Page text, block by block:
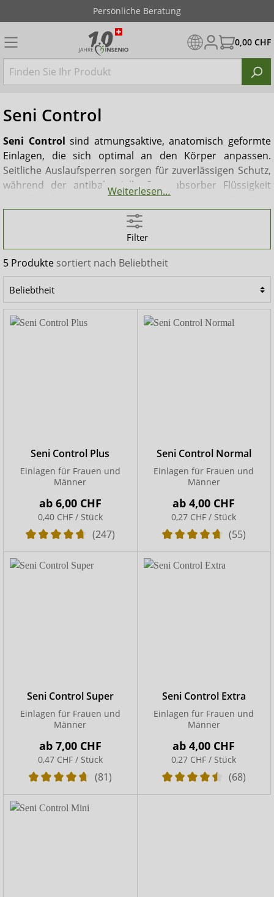
Persönliche Beratung
0,00 CHF
Seni Control
Seni Control sind atmungsaktive, anatomisch geformte
Einlagen, die sich optimal an den Körper anpassen.
Seitliche Auslaufsperren sorgen für zuverlässigen Schutz,
während der antibakterielle Superabsorber Flüssigkeit
schnell aufnimmt und sicher im Inneren bindet. Die
Einlagen sind besonders einfach in der
Anwendung und werden mithilfe eines Klebestreifens
direkt in der Unterwäsche fixiert – eine zusätzliche
Fixierhose ist nicht erforderlich. Ideal für Frauen und
Männer bietenSeni ControlEinlagen einen diskreten
Begleiter für den Alltag.
Weiterlesen…
Filter
5 Produkte sortiert nach Beliebtheit
Seni Control Plus
Einlagen für Frauen und
Männer
ab 6,00 CHF
0,40 CHF / Stück
(247)
Seni Control Normal
Einlagen für Frauen und
Männer
ab4,00 CHF
0,27 CHF / Stück
(55)
Seni Control Super
Einlagen für Frauen und
Männer
ab 7,00 CHF
0,47 CHF / Stück
(81)
Seni Control Extra
Einlagen für Frauen und
Männer
ab4,00 CHF
0,27 CHF / Stück
(68)